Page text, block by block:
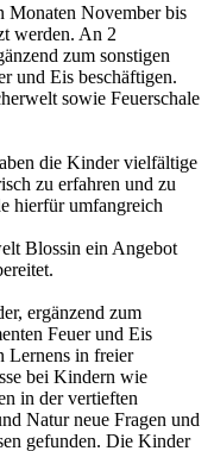
Monaten November bis
werden. An 2
zum sonstigen
und Eis beschäftigen.
sowie Feuerschale
die Kinder vielfältige
zu erfahren und zu
hierfür umfangreich
Blossin ein Angebot
ergänzend zum
Feuer und Eis
Lernens in freier
bei Kindern wie
in der vertieften
Natur neue Fragen und
gefunden. Die Kinder